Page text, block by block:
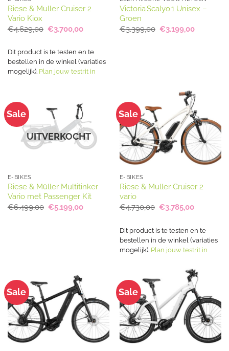
Riese & Muller Cruiser 2
Vario Kiox
€4.629,00 Oorspronkelijke
prijs
€4.629,00.
€3.700,00Huidige
€3.700,00.
Dit product is te testen en te
bestellen in de winkel (variaties
mogelijk). Plan jouw testrit in
Victoria Scalyo 1 Unisex –
Groen
€3.399,00 Oorspronkelijke
prijs
€3.199,00Huidige
Sale
UITVERKOCHT
E-BIKES
Riese & Müller Multitinker
Vario met Passenger Kit
€6.499,00 Oorspronkelijke
prijs
€5.199,00Huidige
Sale
E-BIKES
Riese & Muller Cruiser 2
vario
€4.730,00 Oorspronkelijke
prijs
€4.730,00.
€3.785,00Huidige
Dit product is te testen en te
bestellen in de winkel (variaties
mogelijk). Plan jouw testrit in
Sale Sale